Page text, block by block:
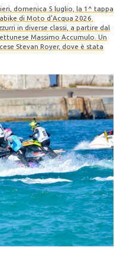
domenica 5 luglio, la 1^ tappa
di Moto d’Acqua 2026.
in diverse classi, a partire dal
Massimo Accumulo. Un
Stevan Royer, dove è stata